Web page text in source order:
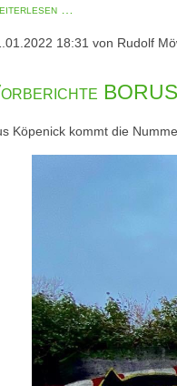
…
-
Union
22.1.2022
18:31 von Rudolf
Köpenick kommt die